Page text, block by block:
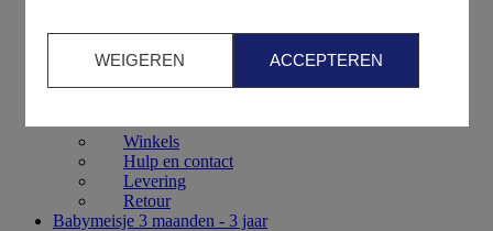
Geboorte0 - 12 maanden
Winkels
Hulp en contact
Levering
Retour
Babymeisje 3 maanden - 3 jaar
WEIGEREN ACCEPTEREN